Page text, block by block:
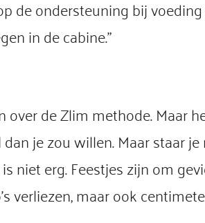
de ondersteuning bij
in de cabine.”
de Zlim methode. Maar
je zou willen. Maar staar
niet erg. Feestjes zijn om
verliezen, maar ook